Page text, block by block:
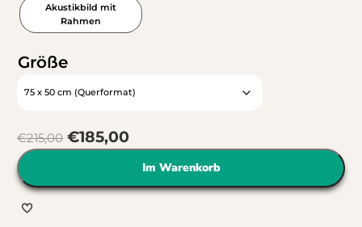
Akustikbild mit
Rahmen
Größe
€215,00 €185,00
Im Warenkorb